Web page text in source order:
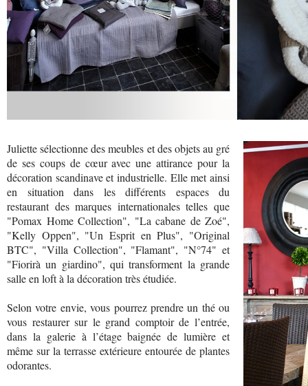
Juliette sélectionne des meubles et des objets au gré
de ses coups de cœur avec une attirance pour la
décoration scandinave et industrielle. Elle met ainsi
en situation dans les différents espaces du
restaurant des marques internationales telles que
"Pomax Home Collection", "La cabane de Zoé",
"Kelly Oppen", "Un Esprit en Plus", "Original
BTC", "Villa Collection", "Flamant", "N°74" et
"Fiorirà un giardino", qui transforment la grande
salle en loft à la décoration très étudiée.
Selon votre envie, vous pourrez prendre un thé ou
vous restaurer sur le grand comptoir de l’entrée,
dans la galerie à l’étage baignée de lumière et
même sur la terrasse extérieure entourée de plantes
odorantes.